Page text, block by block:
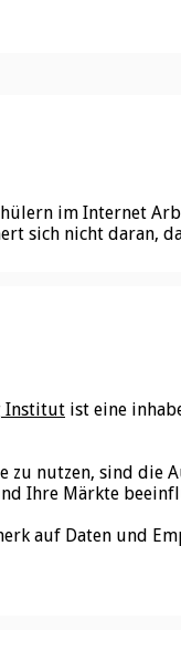
im Internet
sich nicht daran,
Institut ist eine
zu nutzen, sind
Ihre Märkte
auf Daten und